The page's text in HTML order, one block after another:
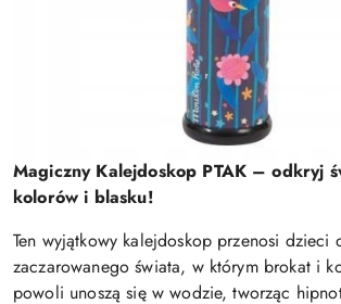
Magiczny Kalejdoskop PTAK – odkryj
kolorów i blasku!
Ten wyjątkowy kalejdoskop przenosi dzieci
zaczarowanego świata, w którym brokat i
powoli unoszą się w wodzie, tworząc